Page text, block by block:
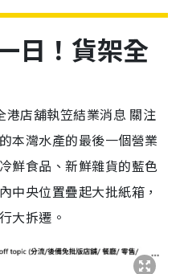
日！貨架全
店舖執笠結業消息 關注
本灣水產的最後一個營業
鮮食品、新鮮雜貨的藍色
中央位置疊起大批紙箱，
大拆遷。